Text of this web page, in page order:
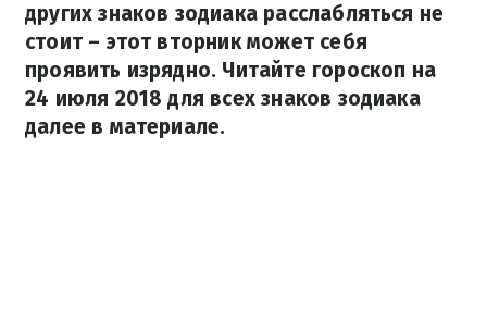
других знаков зодиака расслабляться не
стоит – этот вторник может себя
проявить изрядно. Читайте гороскоп на
24 июля 2018 для всех знаков зодиака
далее в материале.